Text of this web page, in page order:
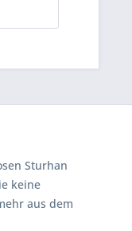
Sturhan
keine
aus dem